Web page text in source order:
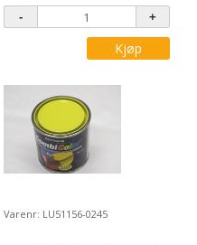
Kjøp
Varenr: LU51156-0245